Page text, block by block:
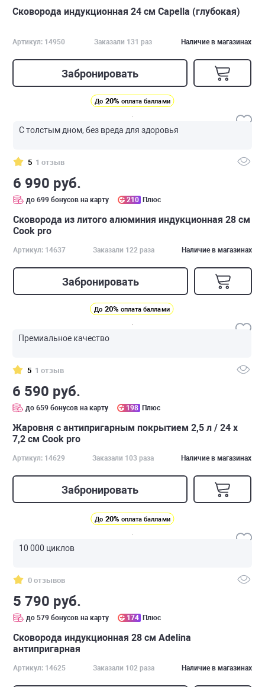
Сковорода индукционная 24 см Capella (глубокая)
Артикул: 14950 Заказали 131 раз Наличие в магазинах
Забронировать
До 20% оплата баллами
С толстым дном, без вреда для здоровья
5 1 отзыв
6 990 руб.
до 699 бонусов на карту 210 Плюс
Сковорода из литого алюминия индукционная 28 см
Cook pro
Артикул: 14637 Заказали 122 раза Наличие в магазинах
Забронировать
До 20% оплата баллами
Премиальное качество
5 1 отзыв
6 590 руб.
до 659 бонусов на карту 198 Плюс
Жаровня с антипригарным покрытием 2,5 л / 24 x
7,2 см Cook pro
Артикул: 14629 Заказали 103 раза Наличие в магазинах
Забронировать
До 20% оплата баллами
10 000 циклов
0 отзывов
5 790 руб.
до 579 бонусов на карту 174 Плюс
Сковорода индукционная 28 см Adelina
антипригарная
Артикул: 14625 Заказали 102 раза Наличие в магазинах